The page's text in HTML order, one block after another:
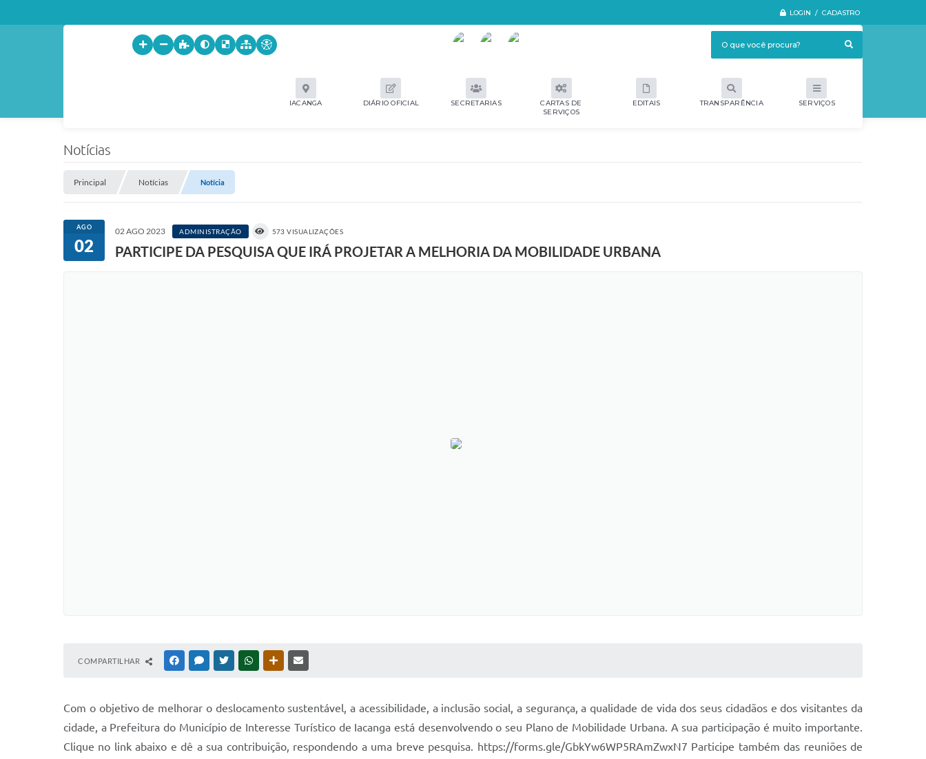
LOGIN / CADASTRO
IACANGA DIÁRIO OFICIAL SECRETARIAS
CARTAS DE
SERVIÇOS
EDITAIS TRANSPARÊNCIA SERVIÇOS
Notícias
Principal Notícias Notícia
AGO
02
02 AGO 2023 ADMINISTRAÇÃO 573 VISUALIZAÇÕES
PARTICIPE DA PESQUISA QUE IRÁ PROJETAR A MELHORIA DA MOBILIDADE URBANA
COMPARTILHAR FACEBOOKMESSENGER
TWITTERWHATSAPPOUTRAS MÍDIAS
Com o objetivo de melhorar o deslocamento sustentável, a acessibilidade, a inclusão social, a segurança, a qualidade de vida dos seus cidadãos e dos visitantes da
cidade, a Prefeitura do Município de Interesse Turístico de Iacanga está desenvolvendo o seu Plano de Mobilidade Urbana. A sua participação é muito importante.
Clique no link abaixo e dê a sua contribuição, respondendo a uma breve pesquisa. https://forms.gle/GbkYw6WP5RAmZwxN7 Participe também das reuniões de